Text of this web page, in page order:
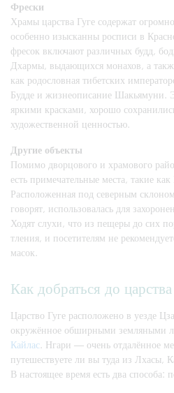
Фрески
Храмы царства Гуге содержат
особенно изысканны росписи в
фресок включают различных будд,
Дхармы, выдающихся монахов, а
как родословная тибетских
Будде и жизнеописание Шакьямуни.
яркими красками, хорошо
художественной ценностью.
Другие объекты
Помимо дворцового и храмового
есть примечательные места, такие
Расположенная под северным
говорят, использовалась для
Ходят слухи, что из пещеры до сих
тления, и посетителям не
масок.
Как добраться до
Царство Гуге расположено в уезде
окружённое обширными земляными
Кайлас . Нгари — очень отдалённое
путешествуете ли вы туда из Лхасы,
В настоящее время есть два способа: